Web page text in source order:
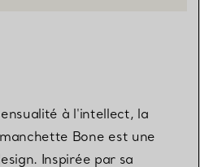
à l'intellect, la
Bone est une
Inspirée par sa